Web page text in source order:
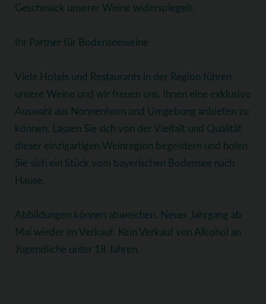
Geschmack unserer Weine widerspiegelt.
Ihr Partner für Bodenseeweine
Viele Hotels und Restaurants in der Region führen
unsere Weine und wir freuen uns, Ihnen eine exklusive
Auswahl aus Nonnenhorn und Umgebung anbieten zu
können. Lassen Sie sich von der Vielfalt und Qualität
dieser einzigartigen Weinregion begeistern und holen
Sie sich ein Stück vom bayerischen Bodensee nach
Hause.
Abbildungen können abweichen. Neuer Jahrgang ab
Mai wieder im Verkauf. Kein Verkauf von Alkohol an
Jugendliche unter 18 Jahren.